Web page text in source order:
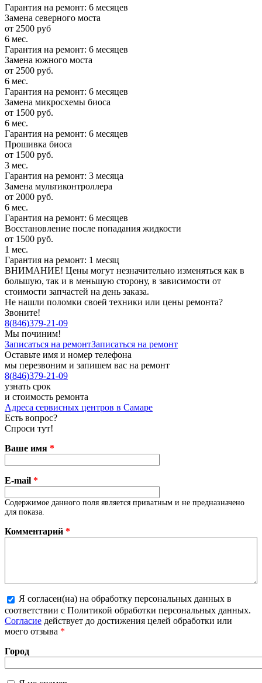
Гарантия на ремонт: 6 месяцев
Замена северного моста
от 2500 руб
6 мес.
Гарантия на ремонт: 6 месяцев
Замена южного моста
от 2500 руб.
6 мес.
Гарантия на ремонт: 6 месяцев
Замена микросхемы биоса
от 1500 руб.
6 мес.
Гарантия на ремонт: 6 месяцев
Прошивка биоса
от 1500 руб.
3 мес.
Гарантия на ремонт: 3 месяца
Замена мультиконтроллера
от 2000 руб.
6 мес.
Гарантия на ремонт: 6 месяцев
Восстановление после попадания жидкости
от 1500 руб.
1 мес.
Гарантия на ремонт: 1 месяц
ВНИМАНИЕ! Цены могут незначительно изменяться как в
большую, так и в меньшую сторону, в зависимости от
стоимости запчастей на день заказа.
Не нашли поломки своей техники или цены ремонта?
Звоните!
8(846)379-21-09
Мы починим!
Записаться на ремонтЗаписаться на ремонт
Оставьте имя и номер телефона
мы перезвоним и запишем вас на ремонт
8(846)379-21-09
узнать срок
и стоимость ремонта
Адреса сервисных центров в Самаре
Есть вопрос?
Спроси тут!
Ваше имя *
E-mail *
Содержимое данного поля является приватным и не предназначено
для показа.
Комментарий *
Более подробная информация о текстовых форматах
Я согласен(на) на обработку персональных данных в
соответствии с Политикой обработки персональных данных.
Согласие действует до достижения целей обработки или
моего отзыва *
Город